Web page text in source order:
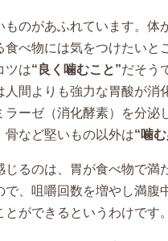
のがあふれています。体
べ物には気をつけたいと
ツは“良く噛むこと”だそう
間よりも強力な胃酸が消
ーゼ（消化酵素）を分
骨など堅いもの以外は“噛
るのは、胃が食べ物で満
で、咀嚼回数を増やし満腹
ができるというわけです。